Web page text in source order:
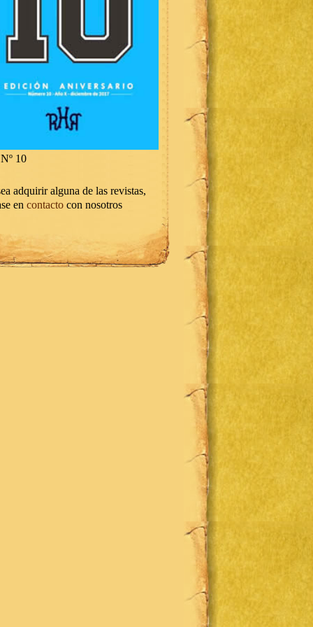
10
adquirir alguna de las revistas,
en contacto con nosotros